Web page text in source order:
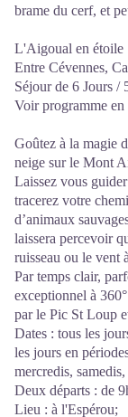
brame du cerf, et
L'Aigoual en étoile
Entre Cévennes,
Séjour de 6 Jours /
Voir programme
Goûtez à la magie
neige sur le Mont
Laissez vous
tracerez votre
d’animaux
laissera percevoir
ruisseau ou le vent
Par temps clair,
exceptionnel à
par le Pic St Loup
Dates : tous les
les jours en
mercredis,
Deux départs : de
Lieu : à l'Espérou;